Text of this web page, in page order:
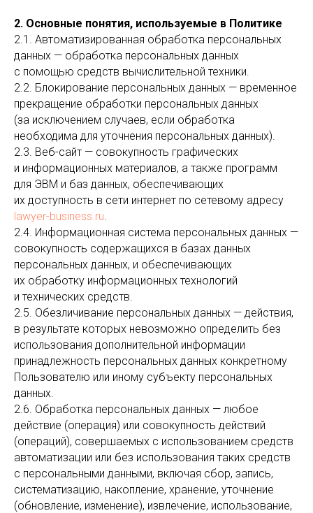
2. Основные понятия, используемые в Политике
2.1. Автоматизированная обработка персональных
данных — обработка персональных данных
с помощью средств вычислительной техники.
2.2. Блокирование персональных данных — временное
прекращение обработки персональных данных
(за исключением случаев, если обработка
необходима для уточнения персональных данных).
2.3. Веб-сайт — совокупность графических
и информационных материалов, а также программ
для ЭВМ и баз данных, обеспечивающих
их доступность в сети интернет по сетевому адресу
lawyer-business.ru.
2.4. Информационная система персональных данных —
совокупность содержащихся в базах данных
персональных данных, и обеспечивающих
их обработку информационных технологий
и технических средств.
2.5. Обезличивание персональных данных — действия,
в результате которых невозможно определить без
использования дополнительной информации
принадлежность персональных данных конкретному
Пользователю или иному субъекту персональных
данных.
2.6. Обработка персональных данных — любое
действие (операция) или совокупность действий
(операций), совершаемых с использованием средств
автоматизации или без использования таких средств
с персональными данными, включая сбор, запись,
систематизацию, накопление, хранение, уточнение
(обновление, изменение), извлечение, использование,